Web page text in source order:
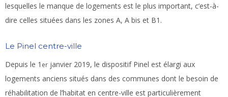
lesquelles le manque de logements est le plus important, c’est-à-
dire celles situées dans les zones A, A bis et B1.
Le Pinel centre-ville
Depuis le 1 er janvier 2019, le dispositif Pinel est élargi aux
logements anciens situés dans des communes dont le besoin de
réhabilitation de l’habitat en centre-ville est particulièrement